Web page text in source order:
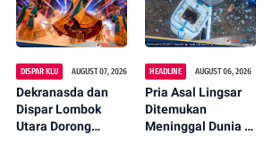
DISPAR KLU AUGUST 07, 2026
Dekranasda dan
Dispar Lombok
Utara Dorong
HEADLINE AUGUST 06, 2026
Pria Asal Lingsar
Ditemukan
Meninggal Dunia di